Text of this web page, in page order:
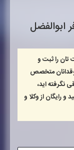
ابوالفضل
تان را ثبت و
متخصص
نگرفته اید،
و رایگان از وکلا و